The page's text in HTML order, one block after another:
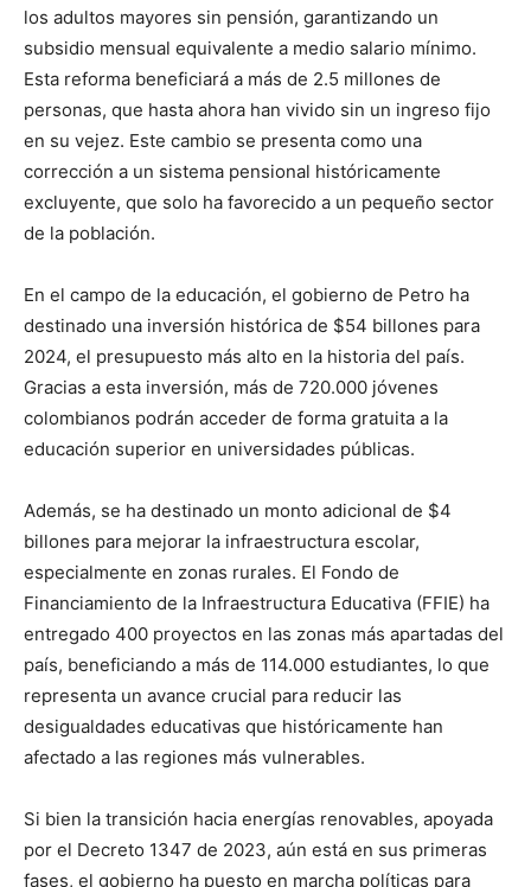
los adultos mayores sin pensión, garantizando un
subsidio mensual equivalente a medio salario mínimo.
Esta reforma beneficiará a más de 2.5 millones de
personas, que hasta ahora han vivido sin un ingreso fijo
en su vejez. Este cambio se presenta como una
corrección a un sistema pensional históricamente
excluyente, que solo ha favorecido a un pequeño sector
de la población.
En el campo de la educación, el gobierno de Petro ha
destinado una inversión histórica de $54 billones para
2024, el presupuesto más alto en la historia del país.
Gracias a esta inversión, más de 720.000 jóvenes
colombianos podrán acceder de forma gratuita a la
educación superior en universidades públicas.
Además, se ha destinado un monto adicional de $4
billones para mejorar la infraestructura escolar,
especialmente en zonas rurales. El Fondo de
Financiamiento de la Infraestructura Educativa (FFIE) ha
entregado 400 proyectos en las zonas más apartadas del
país, beneficiando a más de 114.000 estudiantes, lo que
representa un avance crucial para reducir las
desigualdades educativas que históricamente han
afectado a las regiones más vulnerables.
Si bien la transición hacia energías renovables, apoyada
por el Decreto 1347 de 2023, aún está en sus primeras
fases, el gobierno ha puesto en marcha políticas para